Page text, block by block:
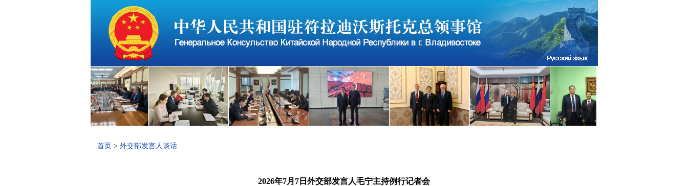
首页 > 外交部发言人谈话
2026年7月7日外交部发言人毛宁主持例行记者会